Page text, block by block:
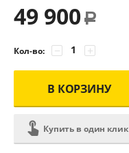
49 900 Р
Кол-во: +
−
В КОРЗИНУ
Купить в один клик